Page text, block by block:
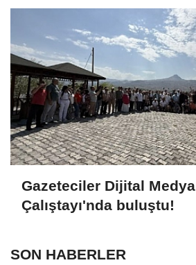
Gazeteciler Dijital Medya
Çalıştayı'nda buluştu!
SON HABERLER